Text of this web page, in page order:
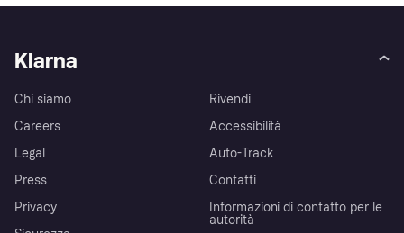
Klarna
Chi siamo
Careers
Legal
Press
Privacy
Rivendi
Accessibilità
Auto-Track
Contatti
Informazioni di contatto per le
autorità